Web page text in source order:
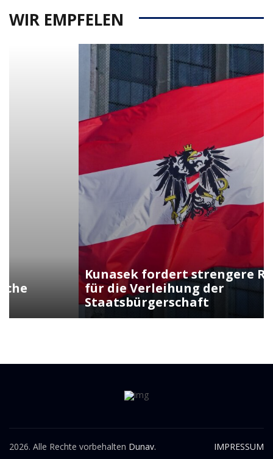
WIR EMPFELEN
Kunasek fordert strengere Regeln
für die Verleihung der
Staatsbürgerschaft
2026. Alle Rechte vorbehalten Dunav. IMPRESSUM